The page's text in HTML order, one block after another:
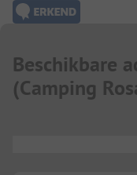
Beschikbare
(Camping